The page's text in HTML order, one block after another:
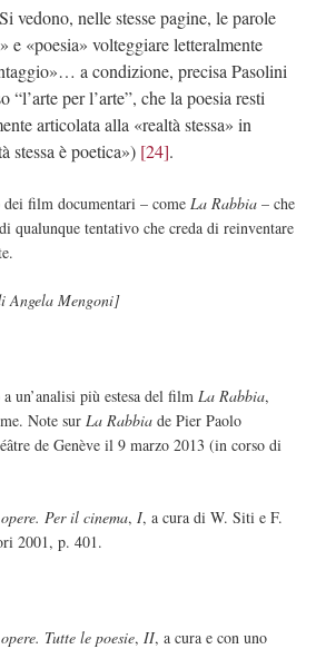
vedono, nelle stesse pagine, le parole
e «poesia» volteggiare letteralmente
a condizione, precisa Pasolini
“l’arte per l’arte”, che la poesia resti
articolata alla «realtà stessa» in
stessa è poetica») [24].
dei film documentari – come La Rabbia – che
di qualunque tentativo che creda di reinventare
Angela Mengoni]
un’analisi più estesa del film La Rabbia,
Note sur La Rabbia de Pier Paolo
de Genève il 9 marzo 2013 (in corso di
Per il cinema, I, a cura di W. Siti e F.
2001, p. 401.
Tutte le poesie, II, a cura e con uno